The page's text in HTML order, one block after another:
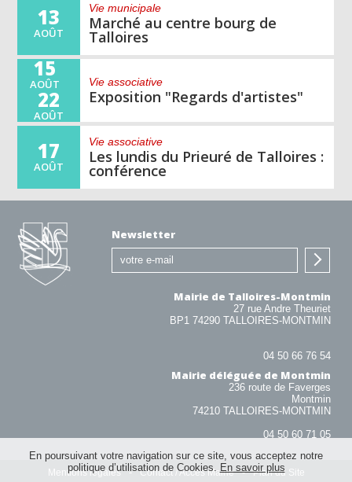
En poursuivant votre navigation sur ce site, vous acceptez notre
politique d’utilisation de Cookies. En savoir plus
13
AOÛT
Vie municipale
Marché au centre bourg de
Talloires
15
AOÛT
22
AOÛT
Vie associative
Exposition "Regards d'artistes"
17
AOÛT
Vie associative
Les lundis du Prieuré de Talloires :
conférence
Newsletter
Mairie de Talloires-Montmin
27 rue Andre Theuriet
BP1 74290 TALLOIRES-MONTMIN
04 50 66 76 54
Mairie déléguée de Montmin
236 route de Faverges
Montmin
74210 TALLOIRES-MONTMIN
04 50 60 71 05
Mentions légales Contact / Accès Mairie Plan du Site